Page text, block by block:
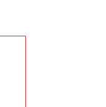
S